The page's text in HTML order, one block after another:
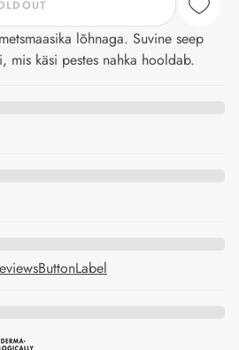
lõhnaga. Suvine seep
mis käsi pestes nahka hooldab.